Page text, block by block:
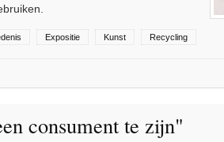
Expositie Kunst Recycling
consument te zijn"